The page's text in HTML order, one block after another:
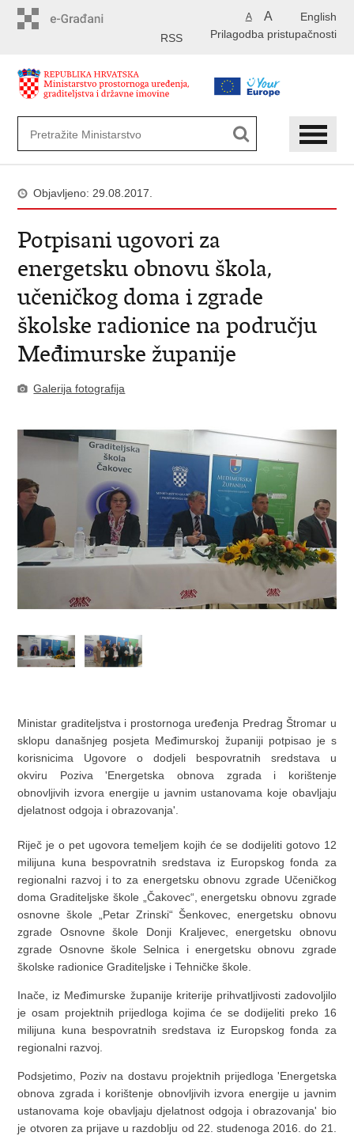
English
A A
Prilagodba pristupačnosti
RSS
Objavljeno: 29.08.2017.
Potpisani ugovori za
energetsku obnovu škola,
učeničkog doma i zgrade
školske radionice na području
Međimurske županije
Galerija fotografija
Ministar graditeljstva i prostornoga uređenja Predrag Štromar u
sklopu današnjeg posjeta Međimurskoj županiji potpisao je s
korisnicima Ugovore o dodjeli bespovratnih sredstava u
okviru Poziva 'Energetska obnova zgrada i korištenje
obnovljivih izvora energije u javnim ustanovama koje obavljaju
djelatnost odgoja i obrazovanja'.
Riječ je o pet ugovora temeljem kojih će se dodijeliti gotovo 12
milijuna kuna bespovratnih sredstava iz Europskog fonda za
regionalni razvoj i to za energetsku obnovu zgrade Učeničkog
doma Graditeljske škole „Čakovec“, energetsku obnovu zgrade
osnovne škole „Petar Zrinski“ Šenkovec, energetsku obnovu
zgrade Osnovne škole Donji Kraljevec, energetsku obnovu
zgrade Osnovne škole Selnica i energetsku obnovu zgrade
školske radionice Graditeljske i Tehničke škole.
Inače, iz Međimurske županije kriterije prihvatljivosti zadovoljilo
je osam projektnih prijedloga kojima će se dodijeliti preko 16
milijuna kuna bespovratnih sredstava iz Europskog fonda za
regionalni razvoj.
Podsjetimo, Poziv na dostavu projektnih prijedloga 'Energetska
obnova zgrada i korištenje obnovljivih izvora energije u javnim
ustanovama koje obavljaju djelatnost odgoja i obrazovanja' bio
je otvoren za prijave u razdoblju od 22. studenoga 2016. do 21.